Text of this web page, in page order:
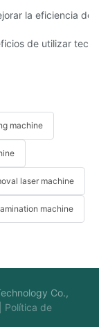
la máquina de
la eficiencia de
de teléfonos en el
de utilizar
machine
laser machine
machine
Co.,
Política de